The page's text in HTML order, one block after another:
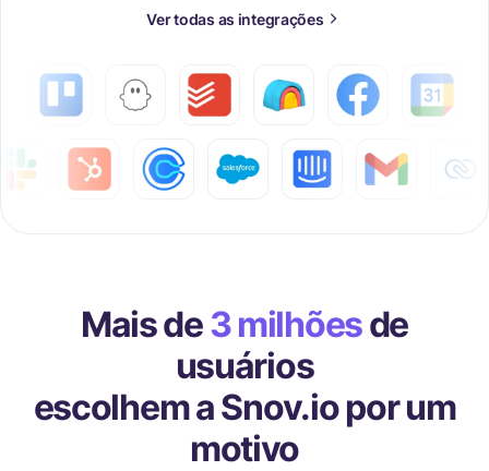
Ver todas as integrações
Mais de3 milhõesde
usuários
escolhem a Snov.io por um
motivo